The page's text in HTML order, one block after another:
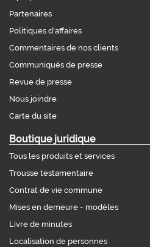
Partenaires
Politiques d'affaires
Commentaires de nos clients
Communiqués de presse
Revue de presse
Nous joindre
Carte du site
Boutique juridique
Tous les produits et services
Trousse testamentaire
Contrat de vie commune
Mises en demeure - modèles
Livre de minutes
Localisation de personnes